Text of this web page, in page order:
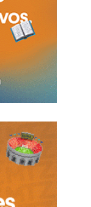
la pedagogía
que
exponer
buscaba